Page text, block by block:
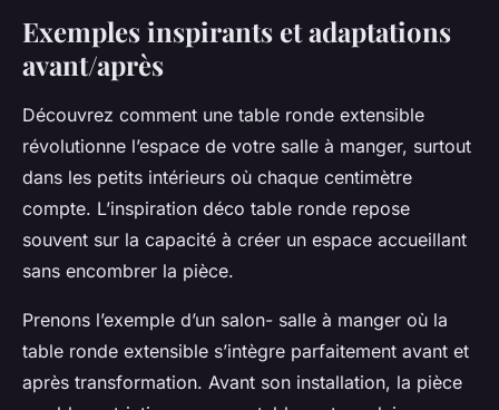
Exemples inspirants et adaptations
avant/après
Découvrez comment une table ronde extensible
révolutionne l’espace de votre salle à manger, surtout
dans les petits intérieurs où chaque centimètre
compte. L’inspiration déco table ronde repose
souvent sur la capacité à créer un espace accueillant
sans encombrer la pièce.
Prenons l’exemple d’un salon- salle à manger où la
table ronde extensible s’intègre parfaitement avant et
après transformation. Avant son installation, la pièce